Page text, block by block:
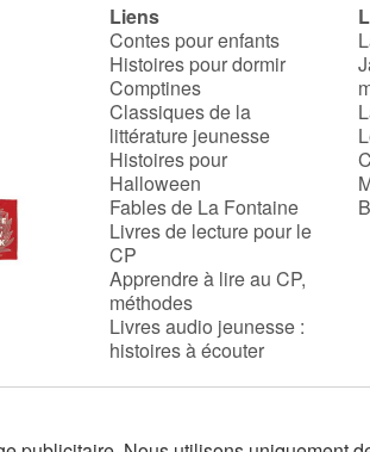
Liens
Contes pour enfants
Histoires pour dormir
Comptines
Classiques de la
littérature jeunesse
Histoires pour
Halloween
Fables de La Fontaine
Livres de lecture pour le
CP
Apprendre à lire au CP,
méthodes
Livres audio jeunesse :
histoires à écouter